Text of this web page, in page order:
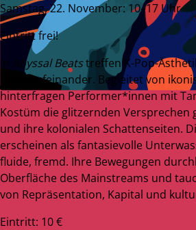
Samstag, 22. November: 10–17 Uhr
Eintritt frei!
In Abyssal Beatstreffen K-Pop-
Kritik aufeinander. Begleitet von
hinterfragen Performer*innen mit
Kostüm die glitzernden Versprechen
und ihre kolonialen Schattenseiten.
erscheinen als fantasievolle
fluide, fremd. Ihre Bewegungen
Oberfläche des Mainstreams und
von Repräsentation, Kapital und
Eintritt: 10 €